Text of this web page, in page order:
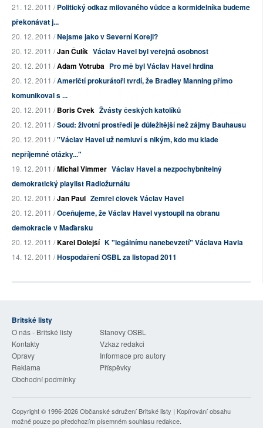
21. 12. 2011 /Politický odkaz milovaného vůdce a kormidelníka budeme
překonávat j...
20. 12. 2011 /Nejsme jako v Severní Koreji?
20. 12. 2011 /Jan Čulík Václav Havel byl veřejná osobnost
20. 12. 2011 /Adam Votruba Pro mě byl Václav Havel hrdina
20. 12. 2011 /Američtí prokurátoři tvrdí, že Bradley Manning přímo
komunikoval s ...
20. 12. 2011 /Boris Cvek Žvásty českých katolíků
20. 12. 2011 /Soud: životní prostředí je důležitější než zájmy Bauhausu
20. 12. 2011 /"Václav Havel už nemluví s nikým, kdo mu klade
nepříjemné otázky..."
19. 12. 2011 /Michal Vimmer Václav Havel a nezpochybnitelný
demokratický playlist Radiožurnálu
20. 12. 2011 /Jan Paul Zemřel člověk Václav Havel
20. 12. 2011 /Oceňujeme, že Václav Havel vystoupil na obranu
demokracie v Maďarsku
20. 12. 2011 /Karel Dolejší K "legálnímu nanebevzetí" Václava Havla
14. 12. 2011 /Hospodaření OSBL za listopad 2011
Britské listy
O nás - Britské listy
Stanovy OSBL
Kontakty
Vzkaz redakci
Opravy
Informace pro autory
Reklama
Příspěvky
Obchodní podmínky
Copyright © 1996-2026Občanské sdružení Britské listy | Kopírování obsahu
možné pouze po předchozím písemném souhlasu redakce.